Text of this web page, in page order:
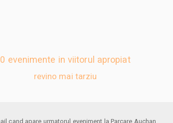
0 evenimente in viitorul apropiat
revino mai tarziu
anunta-ma pe email cand apare urmatorul eveniment la Parcare Auchan